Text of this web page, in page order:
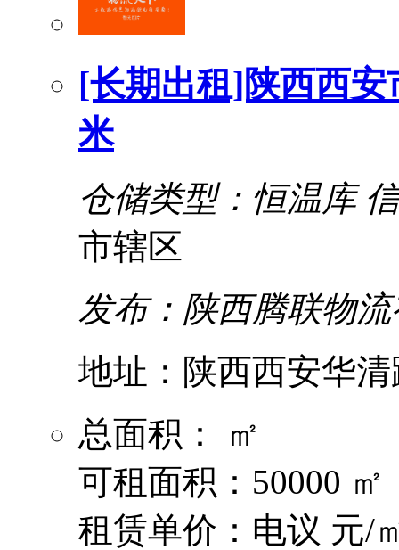
[长期出租]陕西西安
米
仓储类型：恒温库
市辖区
发布：陕西腾联物
地址：陕西西安华清
总面积： ㎡
可租面积：50000 ㎡
租赁单价：电议 元/